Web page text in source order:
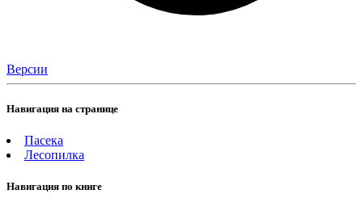
Версии
Навигация на странице
Пасека
Лесопилка
Навигация по книге